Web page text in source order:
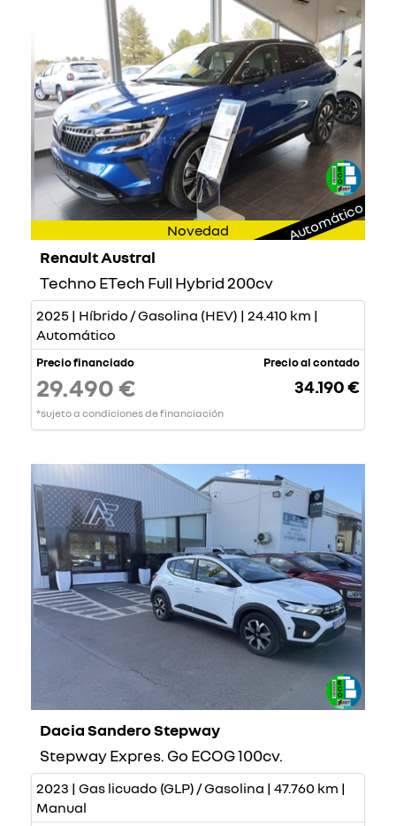
Novedad Automático
Renault Austral
Techno ETech Full Hybrid 200cv
2025 | Híbrido / Gasolina (HEV) | 24.410 km |
Automático
Precio financiado
29.490 €
*sujeto a condiciones de financiación
Precio al contado
34.190 €
Dacia Sandero Stepway
Stepway Expres. Go ECOG 100cv.
2023 | Gas licuado (GLP) / Gasolina | 47.760 km |
Manual